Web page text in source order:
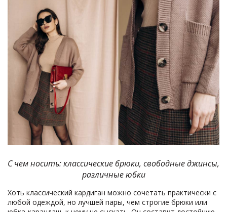
С чем носить: классические брюки, свободные джинсы,
различные юбки
Хоть классический кардиган можно сочетать практически с
любой одеждой, но лучшей пары, чем строгие брюки или